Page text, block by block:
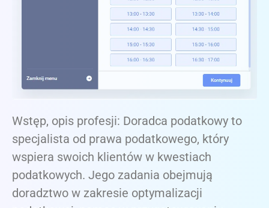
Wstęp, opis profesji: Doradca podatkowy to
specjalista od prawa podatkowego, który
wspiera swoich klientów w kwestiach
podatkowych. Jego zadania obejmują
doradztwo w zakresie optymalizacji